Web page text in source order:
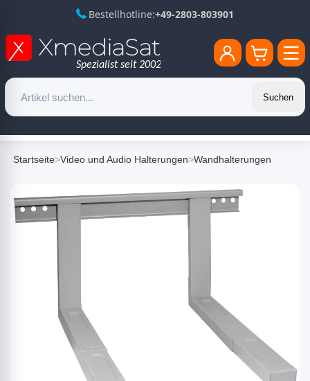
Bestellhotline:+49-2803-803901
Suchen
Startseite>Video und Audio Halterungen>Wandhalterungen